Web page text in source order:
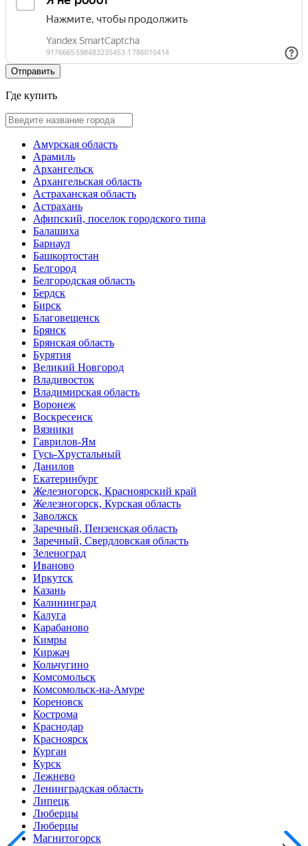
Где купить
Амурская область
Арамиль
Архангельск
Архангельская область
Астраханская область
Астрахань
Афипский, поселок городского типа
Балашиха
Барнаул
Башкортостан
Белгород
Белгородская область
Бердск
Бирск
Благовещенск
Брянск
Брянская область
Бурятия
Великий Новгород
Владивосток
Владимирская область
Воронеж
Воскресенск
Вязники
Гаврилов-Ям
Гусь-Хрустальный
Данилов
Екатеринбург
Железногорск, Красноярский край
Железногорск, Курская область
Заволжск
Заречный, Пензенская область
Заречный, Свердловская область
Зеленоград
Иваново
Иркутск
Казань
Калининград
Калуга
Карабаново
Кимры
Киржач
Кольчугино
Комсомольск
Комсомольск-на-Амуре
Кореновск
Кострома
Краснодар
Красноярск
Курган
Курск
Лежнево
Ленинградская область
Липецк
Люберцы
Люберцы
Магнитогорск